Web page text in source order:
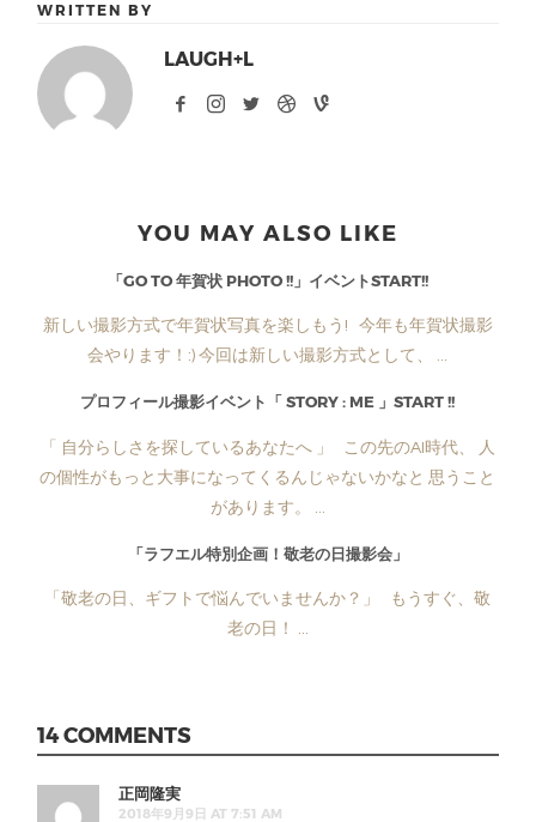
WRITTEN BY
LAUGH+L
YOU MAY ALSO LIKE
「GO TO 年賀状 PHOTO !!」イベントSTART!!
新しい撮影方式で年賀状写真を楽しもう! 今年も年賀状撮影
会やります！:) 今回は新しい撮影方式として、 ...
プロフィール撮影イベント「 STORY : ME 」START !!
「 自分らしさを探しているあなたへ 」 この先のAI時代、 人
の個性がもっと大事になってくるんじゃないかなと 思うこと
があります。 ...
「ラフエル特別企画！敬老の日撮影会」
「敬老の日、ギフトで悩んでいませんか？」 もうすぐ、敬
老の日！ ...
14 COMMENTS
正岡隆実
2018年9月9日 AT 7:51 AM